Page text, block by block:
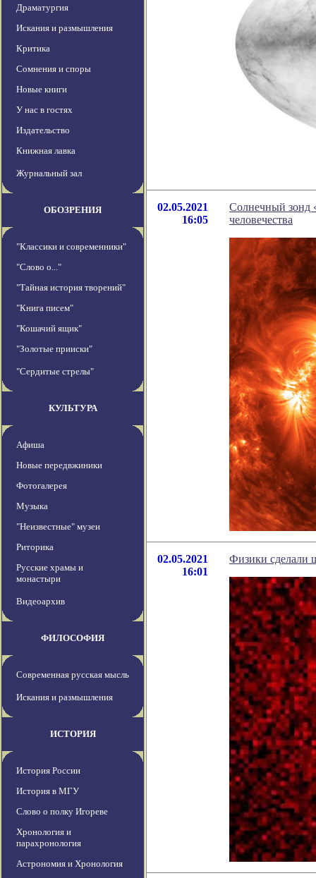
Драматургия
Искания и размышления
Критика
Сомнения и споры
Новые книги
У нас в гостях
Издательство
Книжная лавка
Журнальный зал
ОБОЗРЕНИЯ
"Классики и современники"
"Слово о..."
"Тайная история творений"
"Книга писем"
"Кошачий ящик"
"Золотые прииски"
"Сердитые стрелы"
КУЛЬТУРА
Афиша
Новые передвжиники
Фотогалерея
Музыка
"Неизвестные" музеи
Риторика
Русские храмы и
монастыри
Видеоархив
ФИЛОСОФИЯ
Современная русская мысль
Искания и размышления
ИСТОРИЯ
История России
История в МГУ
Слово о полку Игореве
Хронология и
парахронология
Астрономия и Хронология
02.05.2021
16:05
Солнечный зонд
человечества
02.05.2021
16:01
Физики сделали